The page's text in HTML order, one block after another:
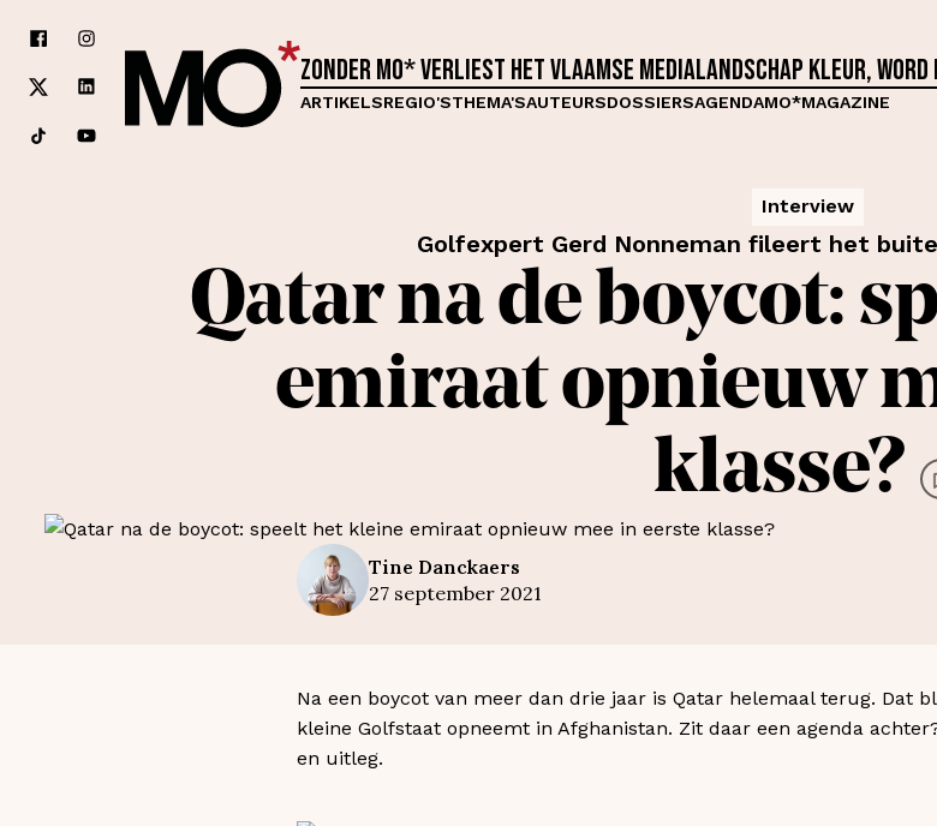
Zonder MO* verliest het Vlaamse medialandschap kleur, word
ARTIKELSREGIO'STHEMA'SAUTEURSDOSSIERSAGENDAMO*MAGAZINE
Interview
Golfexpert Gerd Nonneman fileert het
Qatar na de boycot:
emiraat opnieuw
klasse?
Tine Danckaers
27 september 2021
Na een boycot van meer dan drie jaar is Qatar helemaal terug. Dat
kleine Golfstaat opneemt in Afghanistan. Zit daar een agenda
en uitleg.